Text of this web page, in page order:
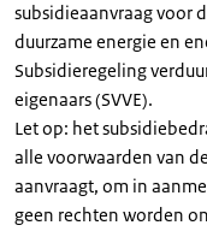
subsidieaanvraag voor
duurzame energie en
Subsidieregeling
eigenaars (SVVE).
Let op: het
alle voorwaarden van
aanvraagt, om in
geen rechten worden